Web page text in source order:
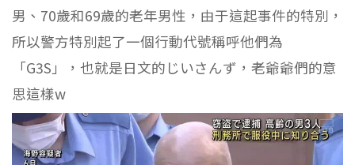
男、70歲和69歲的老年男性，由于這起事件的特別，
所以警方特別起了一個行動代號稱呼他們為
「G3S」，也就是日文的じいさんず，老爺爺們的意
思這樣w